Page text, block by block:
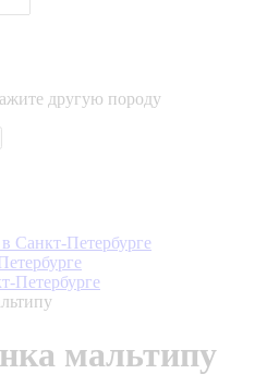
другую породу
Санкт-Петербурге
Петербурге
мальтипу